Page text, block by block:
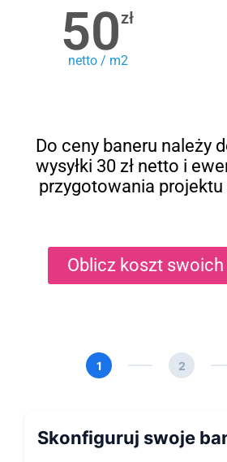
50zł
netto / m2
Do ceny baneru należy
wysyłki 30 zł netto i
przygotowania
Oblicz koszt
1 2
Skonfiguruj swoje